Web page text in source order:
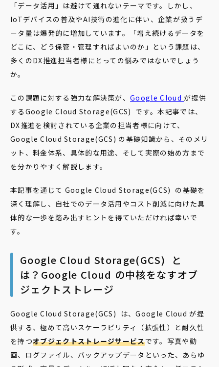
「データ活用」は避けて通れないテーマです。しかし、
IoTデバイスの普及やAI技術の進化に伴い、企業が扱うデ
ータ量は爆発的に増加しています。「増え続けるデータを
どこに、どう保管・管理すればよいのか」という課題は、
多くのDX推進担当者様にとっての悩みではないでしょう
か。
この課題に対する強力な解決策が、Google Cloudが提供
するGoogle Cloud Storage(GCS) です。本記事では、
DX推進を検討されている企業の担当者様に向けて、
Google Cloud Storage(GCS) の基礎知識から、そのメリ
ット、料金体系、具体的な用途、そして実際の始め方まで
を分かりやすく解説します。
本記事を通じて Google Cloud Storage(GCS) の基礎を
深く理解し、自社でのデータ活用やコスト削減に向けた具
体的な一歩を踏み出すヒントを得ていただければ幸いで
す。
Google Cloud Storage(GCS) と
は？Google Cloud の中核をなすオブ
ジェクトストレージ
Google Cloud Storage(GCS) は、Google Cloud が提
供する、極めて高いスケーラビリティ（拡張性）と耐久性
を持つオブジェクトストレージサービスです。写真や動
画、ログファイル、バックアップデータといった、あらゆ